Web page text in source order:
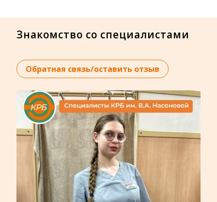
Знакомство со специалистами
Обратная связь/оставить отзыв